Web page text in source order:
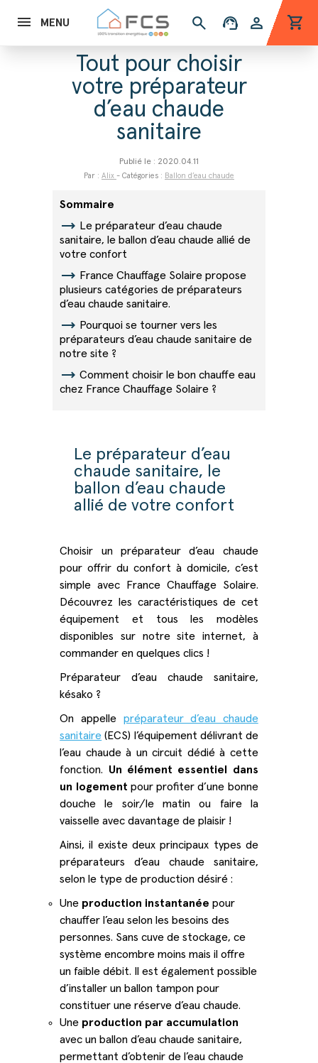
MENU search support_agent person shopping_cart
Tout pour choisir
votre préparateur
d’eau chaude
sanitaire
Publié le : 2020.04.11
Par : Alix - Catégories : Ballon d’eau chaude
Sommaire
trending_flat Le préparateur d’eau chaude
sanitaire, le ballon d’eau chaude allié de
votre confort
trending_flat France Chauffage Solaire propose
plusieurs catégories de préparateurs
d’eau chaude sanitaire.
trending_flat Pourquoi se tourner vers les
préparateurs d’eau chaude sanitaire de
notre site ?
trending_flat Comment choisir le bon chauffe eau
chez France Chauffage Solaire ?
Le préparateur d’eau
chaude sanitaire, le
ballon d’eau chaude
allié de votre confort
Choisir un préparateur d’eau chaude
pour offrir du confort à domicile, c’est
simple avec France Chauffage Solaire.
Découvrez les caractéristiques de cet
équipement et tous les modèles
disponibles sur notre site internet, à
commander en quelques clics !
Préparateur d’eau chaude sanitaire,
késako ?
On appelle préparateur d’eau chaude
sanitaire (ECS) l’équipement délivrant de
l’eau chaude à un circuit dédié à cette
fonction. Un élément essentiel dans
un logement pour profiter d’une bonne
douche le soir/le matin ou faire la
vaisselle avec davantage de plaisir !
Ainsi, il existe deux principaux types de
préparateurs d’eau chaude sanitaire,
selon le type de production désiré :
Une production instantanée pour
chauffer l’eau selon les besoins des
personnes. Sans cuve de stockage, ce
système encombre moins mais il offre
un faible débit. Il est également possible
d’installer un ballon tampon pour
constituer une réserve d’eau chaude.
Une production par accumulation
avec un ballon d’eau chaude sanitaire,
permettant d’obtenir de l’eau chaude